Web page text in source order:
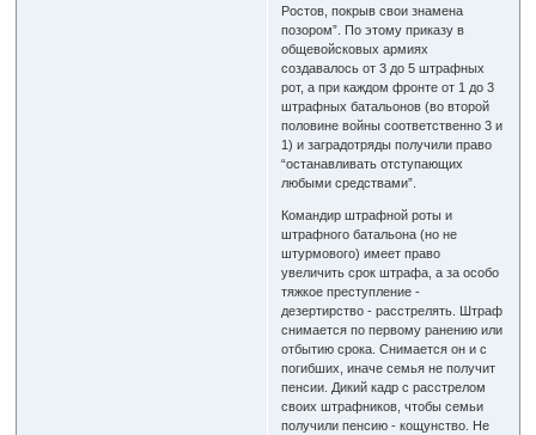
Ростов, покрыв свои знамена
позором”. По этому приказу в
общевойсковых армиях
создавалось от 3 до 5 штрафных
рот, а при каждом фронте от 1 до 3
штрафных батальонов (во второй
половине войны соответственно 3 и
1) и заградотряды получили право
“останавливать отступающих
любыми средствами”.
Командир штрафной роты и
штрафного батальона (но не
штурмового) имеет право
увеличить срок штрафа, а за особо
тяжкое преступление -
дезертирство - расстрелять. Штраф
снимается по первому ранению или
отбытию срока. Снимается он и с
погибших, иначе семья не получит
пенсии. Дикий кадр с расстрелом
своих штрафников, чтобы семьи
получили пенсию - кощунство. Не